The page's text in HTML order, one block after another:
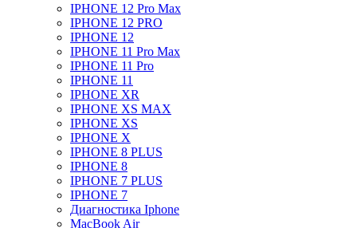
IPHONE 12 Pro Max
IPHONE 12 PRO
IPHONE 12
IPHONE 11 Pro Max
IPHONE 11 Pro
IPHONE 11
IPHONE XR
IPHONE XS MAX
IPHONE XS
IPHONE X
IPHONE 8 PLUS
IPHONE 8
IPHONE 7 PLUS
IPHONE 7
Диагностика Iphone
MacBook Air